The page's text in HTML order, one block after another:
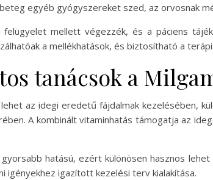
egyéb gyógyszereket szed, az orvosnak
mellett végezzék, és a páciens
a mellékhatások, és biztosítható a
tanácsok a
az idegi eredetű fájdalmak kezelésében,
A kombinált vitaminhatás támogatja az
hatású, ezért különösen hasznos
igényekhez igazított kezelési terv kialakítása.